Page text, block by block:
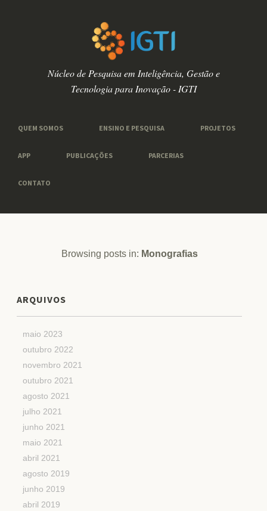
Núcleo de Pesquisa em Inteligência, Gestão e
Tecnologia para Inovação - IGTI
QUEM SOMOS ENSINO E PESQUISA PROJETOS
APP PUBLICAÇÕES PARCERIAS
CONTATO
Browsing posts in: Monografias
ARQUIVOS
maio 2023
outubro 2022
novembro 2021
outubro 2021
agosto 2021
julho 2021
junho 2021
maio 2021
abril 2021
agosto 2019
junho 2019
abril 2019